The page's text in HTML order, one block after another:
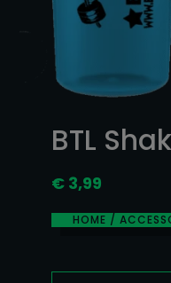
BTL
€ 3,99
HOME /